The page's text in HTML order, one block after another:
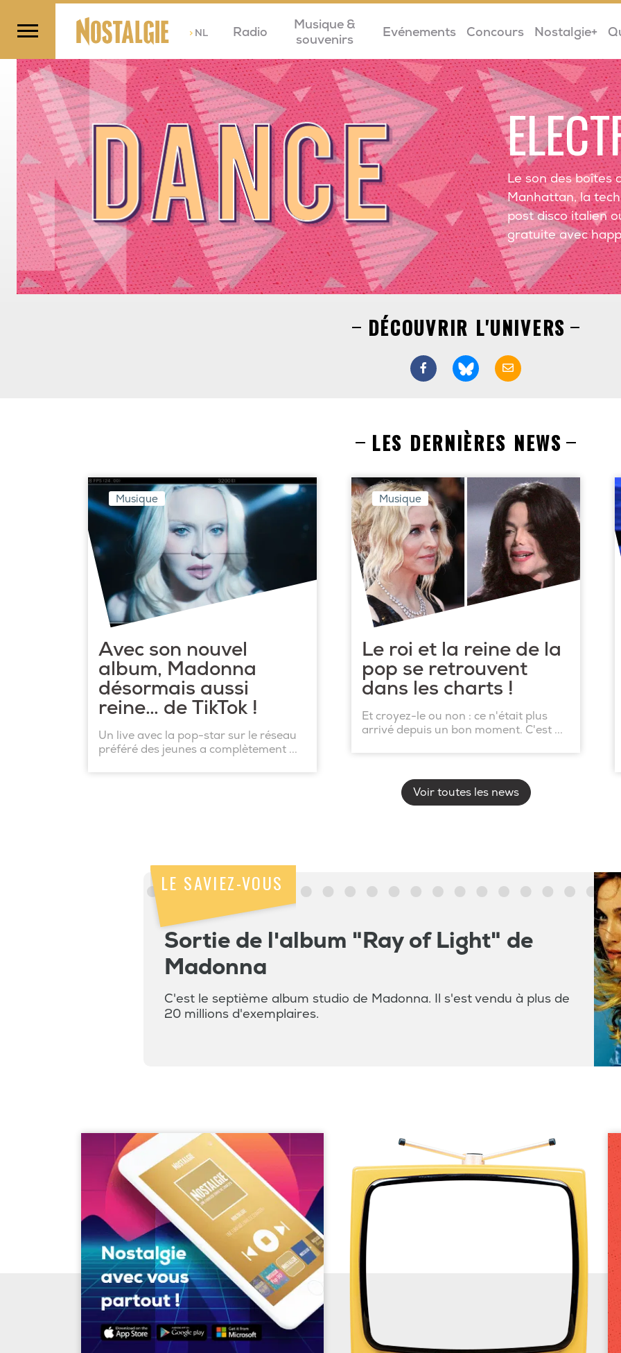
>NL Radio
Musique &
souvenirs
Evénements Concours Nostalgie+
Le son des boîtes
Manhattan, la
post disco italien
gratuite avec
DÉCOUVRIR L'UNIVERS
LES DERNIÈRES NEWS
Musique
Avec son nouvel
album, Madonna
désormais aussi
reine… de TikTok !
Un live avec la pop-star sur le réseau
préféré des jeunes a complètement ...
Musique
Le roi et la reine de la
pop se retrouvent
dans les charts !
Et croyez-le ou non : ce n'était plus
arrivé depuis un bon moment. C'est ...
Voir toutes les news
LE SAVIEZ-VOUS
Sortie de l'album "Ray of Light" de
Madonna
C'est le septième album studio de Madonna. Il s'est vendu à plus de
20 millions d'exemplaires.